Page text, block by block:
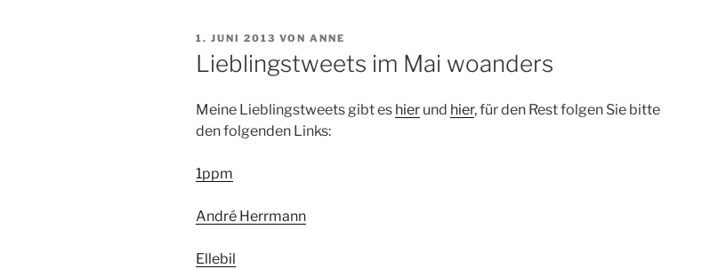
VERÖFFENTLICHT
AM
1. JUNI 2013 VON ANNE
Lieblingstweets im Mai woanders
Meine Lieblingstweets gibt es hier und hier, für den Rest folgen Sie bitte
den folgenden Links:
1ppm
André Herrmann
Ellebil